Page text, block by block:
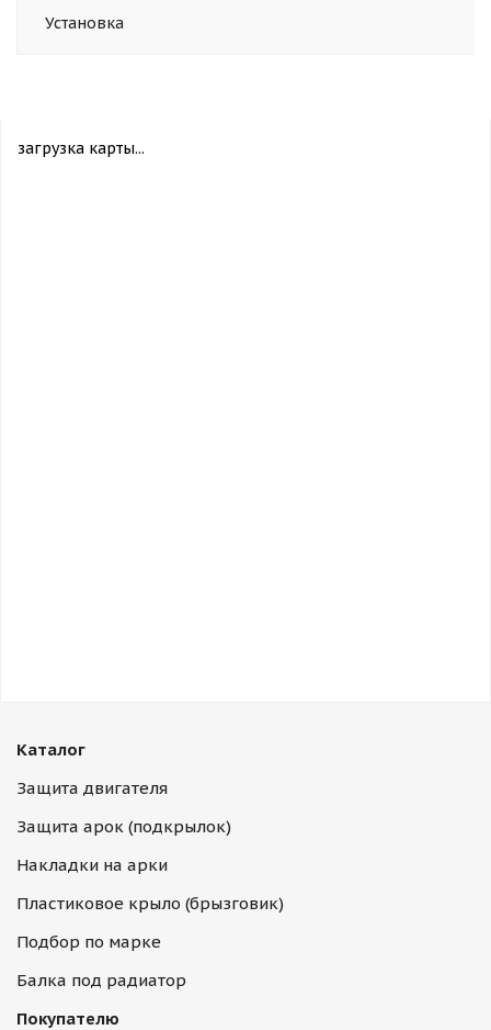
Установка
загрузка карты...
Каталог
Защита двигателя
Защита арок (подкрылок)
Накладки на арки
Пластиковое крыло (брызговик)
Подбор по марке
Балка под радиатор
Покупателю